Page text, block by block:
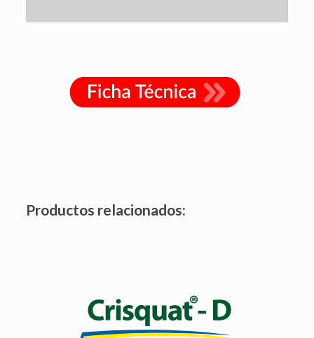
Productos relacionados:
Es un herbicida líquido de contacto, combinado con la
acción sistémica del Diuron.